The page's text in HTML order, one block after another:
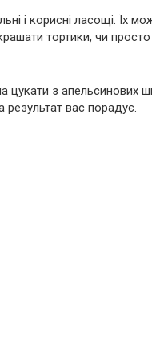
і корисні ласощі. Їх
тортики, чи
цукати з апельсинових
результат вас порадує.